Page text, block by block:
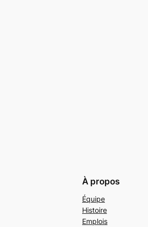
À propos
Équipe
Histoire
Emplois